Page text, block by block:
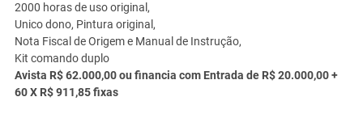
2000 horas de uso original,
Unico dono, Pintura original,
Nota Fiscal de Origem e Manual de Instrução,
Kit comando duplo
Avista R$ 62.000,00 ou financia com Entrada de R$ 20.000,00 +
60 X R$ 911,85 fixas